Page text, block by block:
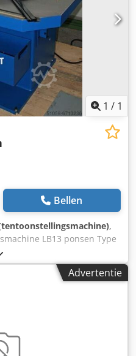
1 / 1
Bellen
,
LB13 ponsen Type
6 mm St40/ 4 mm V2A
voor het snijden
Advertentie